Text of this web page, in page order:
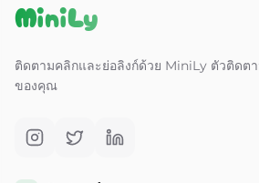
MiniLy
ติดตามคลิกและย่อลิงก์ด้วย MiniLy ตัวติดต
ของคุณ